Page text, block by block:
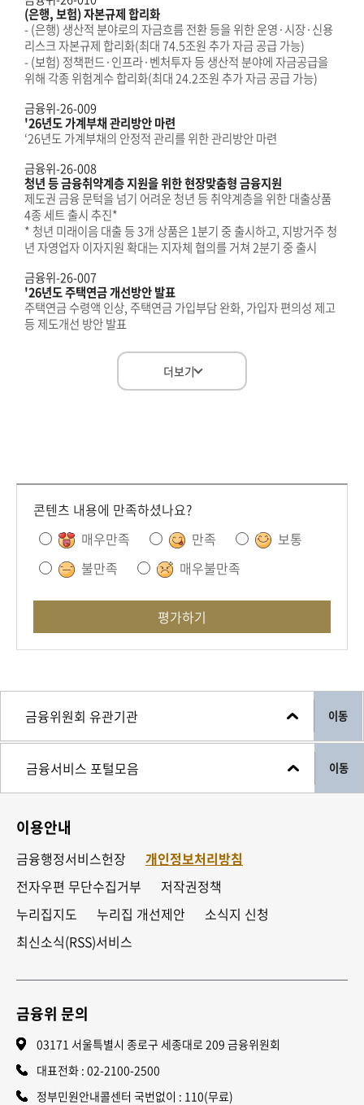
(은행, 보험) 자본규제 합리화
- (은행) 생산적 분야로의 자금흐름 전환 등을 위한 운영·시장·신용
리스크 자본규제 합리화(최대 74.5조원 추가 자금 공급 가능)
- (보험) 정책펀드·인프라·벤처투자 등 생산적 분야에 자금공급을
위해 각종 위험계수 합리화(최대 24.2조원 추가 자금 공급 가능)
금융위-26-009
'26년도 가계부채 관리방안 마련
‘26년도 가계부채의 안정적 관리를 위한 관리방안 마련
금융위-26-008
청년 등 금융취약계층 지원을 위한 현장맞춤형 금융지원
제도권 금융 문턱을 넘기 어려운 청년 등 취약계층을 위한 대출상품
4종 세트 출시 추진*
* 청년 미래이음 대출 등 3개 상품은 1분기 중 출시하고, 지방거주 청
년 자영업자 이자지원 확대는 지자체 협의를 거쳐 2분기 중 출시
금융위-26-007
'26년도 주택연금 개선방안 발표
주택연금 수령액 인상, 주택연금 가입부담 완화, 가입자 편의성 제고
등 제도개선 방안 발표
더보기
콘텐츠 내용에 만족하셨나요?
매우만족
만족
보통
불만족
매우불만족
평가하기
이동
이동
이용안내
금융행정서비스헌장
개인정보처리방침
전자우편 무단수집거부
저작권정책
누리집지도
누리집 개선제안
소식지 신청
최신소식(RSS)서비스
금융위 문의
03171 서울특별시 종로구 세종대로 209 금융위원회
대표전화 : 02-2100-2500
정부민원안내콜센터 국번없이 : 110(무료)